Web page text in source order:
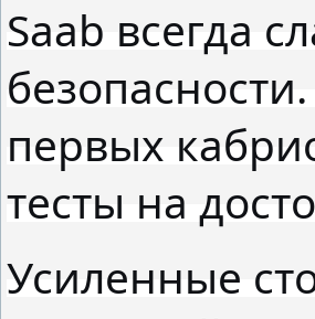
Saab всегда
первых
тесты на
Усиленные